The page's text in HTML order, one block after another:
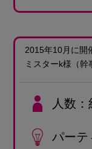
2015年10月に開
ミスターk様 （
人数
パーテ